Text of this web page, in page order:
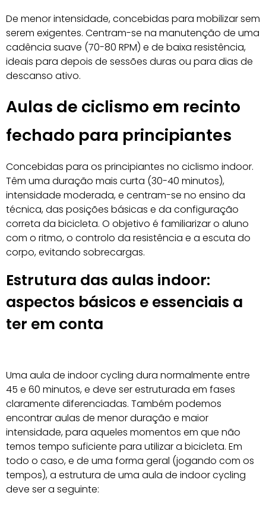
De menor intensidade, concebidas para mobilizar sem
serem exigentes. Centram-se na manutenção de uma
cadência suave (70-80 RPM) e de baixa resistência,
ideais para depois de sessões duras ou para dias de
descanso ativo.
Aulas de ciclismo em recinto
fechado para principiantes
Concebidas para os principiantes no ciclismo indoor.
Têm uma duração mais curta (30-40 minutos),
intensidade moderada, e centram-se no ensino da
técnica, das posições básicas e da configuração
correta da bicicleta. O objetivo é familiarizar o aluno
com o ritmo, o controlo da resistência e a escuta do
corpo, evitando sobrecargas.
Estrutura das aulas indoor:
aspectos básicos e essenciais a
ter em conta
Uma aula de indoor cycling dura normalmente entre
45 e 60 minutos, e deve ser estruturada em fases
claramente diferenciadas. Também podemos
encontrar aulas de menor duração e maior
intensidade, para aqueles momentos em que não
temos tempo suficiente para utilizar a bicicleta. Em
todo o caso, e de uma forma geral (jogando com os
tempos), a estrutura de uma aula de indoor cycling
deve ser a seguinte: